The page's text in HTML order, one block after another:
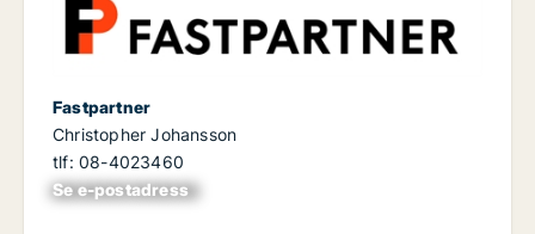
Fastpartner
Christopher Johansson
tlf: 08-4023460
Se e-postadress
xxxxxxxxxxxxxxx